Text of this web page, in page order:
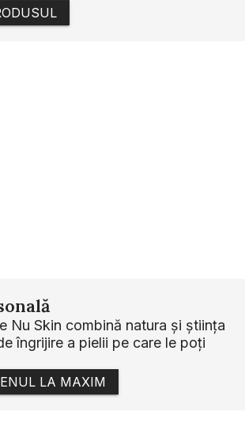
Nu Skin combină natura și știința
îngrijire a pielii pe care le poți
LA MAXIM